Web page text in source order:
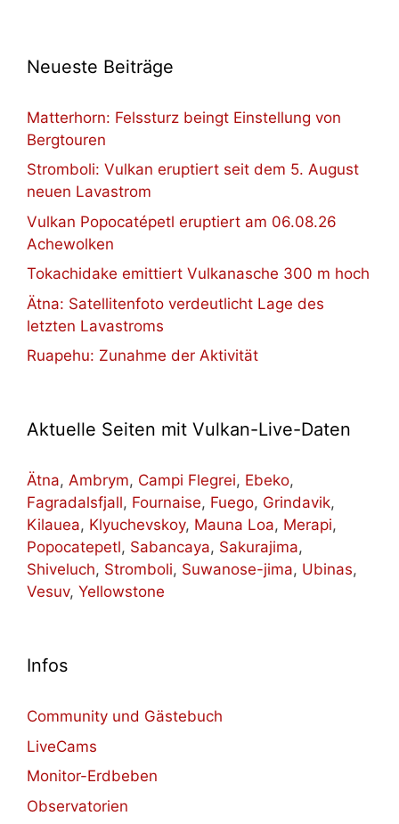
Neueste Beiträge
Matterhorn: Felssturz beingt Einstellung von
Bergtouren
Stromboli: Vulkan eruptiert seit dem 5. August
neuen Lavastrom
Vulkan Popocatépetl eruptiert am 06.08.26
Achewolken
Tokachidake emittiert Vulkanasche 300 m hoch
Ätna: Satellitenfoto verdeutlicht Lage des
letzten Lavastroms
Ruapehu: Zunahme der Aktivität
Aktuelle Seiten mit Vulkan-Live-Daten
Ätna, Ambrym, Campi Flegrei, Ebeko,
Fagradalsfjall, Fournaise, Fuego, Grindavik,
Kilauea, Klyuchevskoy, Mauna Loa, Merapi,
Popocatepetl, Sabancaya, Sakurajima,
Shiveluch, Stromboli, Suwanose-jima, Ubinas,
Vesuv, Yellowstone
Infos
Community und Gästebuch
LiveCams
Monitor-Erdbeben
Observatorien